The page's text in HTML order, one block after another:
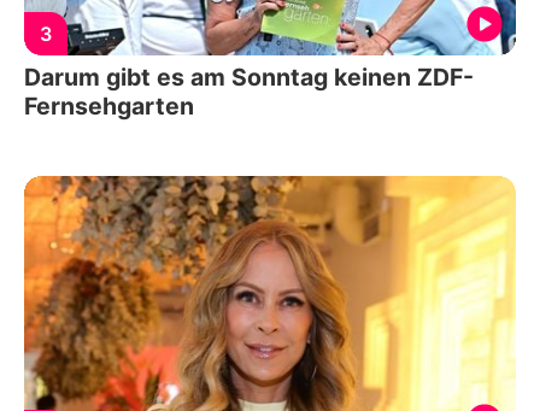
3
Darum gibt es am Sonntag keinen ZDF-
Fernsehgarten